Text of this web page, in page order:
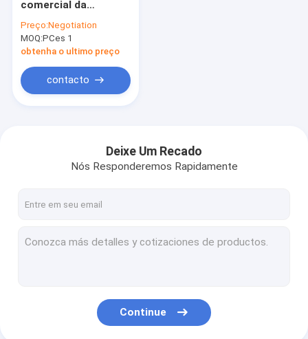
Refrigerador ereto de aço inoxidável
Contador refrigerado de Saladette
Tabela refrigerada da preparação da pizza
comercial da
de R404a com 16PCS
bandejas de 5 litros
Preço:Negotiation
MOQ:PCes 1
obtenha o ultimo preço
contacto
Deixe Um Recado
Nós Responderemos Rapidamente
Continue